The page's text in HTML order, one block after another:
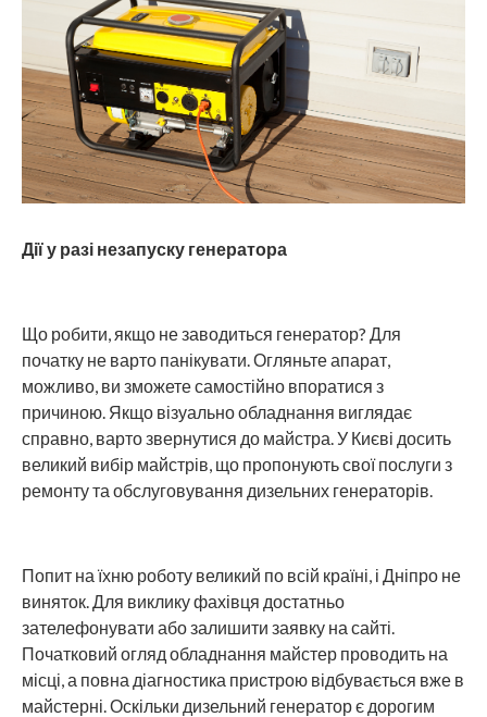
Дії у разі незапуску генератора
Що робити, якщо не заводиться генератор? Для
початку не варто панікувати. Огляньте апарат,
можливо, ви зможете самостійно впоратися з
причиною. Якщо візуально обладнання виглядає
справно, варто звернутися до майстра. У Києві досить
великий вибір майстрів, що пропонують свої послуги з
ремонту та обслуговування дизельних генераторів.
Попит на їхню роботу великий по всій країні, і Дніпро не
виняток. Для виклику фахівця достатньо
зателефонувати або залишити заявку на сайті.
Початковий огляд обладнання майстер проводить на
місці, а повна діагностика пристрою відбувається вже в
майстерні. Оскільки дизельний генератор є дорогим